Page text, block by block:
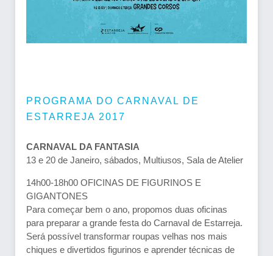
PROGRAMA DO CARNAVAL DE
ESTARREJA 2017
CARNAVAL DA FANTASIA
13 e 20 de Janeiro, sábados, Multiusos, Sala de Atelier
14h00-18h00 OFICINAS DE FIGURINOS E
GIGANTONES
Para começar bem o ano, propomos duas oficinas
para preparar a grande festa do Carnaval de Estarreja.
Será possível transformar roupas velhas nos mais
chiques e divertidos figurinos e aprender técnicas de